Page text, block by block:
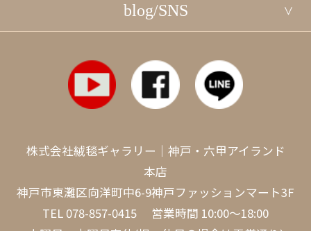
blog/SNS
株式会社絨毯ギャラリー｜神戸・六甲アイランド
本店
神戸市東灘区向洋町中6-9神戸ファッションマート3F
TEL 078-857-0415 営業時間 10:00～18:00